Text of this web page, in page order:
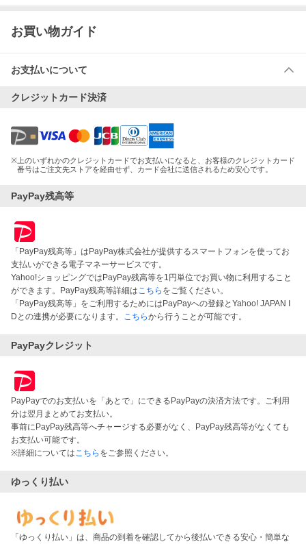
お買い物ガイド
お支払いについて
クレジットカード決済
※ 上のいずれかのクレジットカードでお支払いになると、お客様のクレジットカード
番号はご注文先ストアを経由せず、カード会社に送信されるため安心です。
PayPay残高等
「PayPay残高等」はPayPay株式会社が提供するスマートフォンを使ってお
支払いができる電子マネーサービスです。
Yahoo!ショッピングではPayPay残高等を1円単位でお買い物に利用すること
ができます。PayPay残高等詳細はこちら をご覧ください。
「PayPay残高等」をご利用するためにはPayPayへの登録とYahoo! JAPAN I
Dとの連携が必要になります。 こちらから行うことが可能です。
PayPayクレジット
PayPayでのお支払いを「あとで」にできるPayPayの決済方法です。ご利用
分は翌月まとめてお支払い。
事前にPayPay残高等へチャージする必要がなく、PayPay残高等がなくても
お支払い可能です。
※詳細についてはこちら をご参照ください。
ゆっくり払い
「ゆっくり払い」は、商品の到着を確認してから後払いできる安心・簡単な